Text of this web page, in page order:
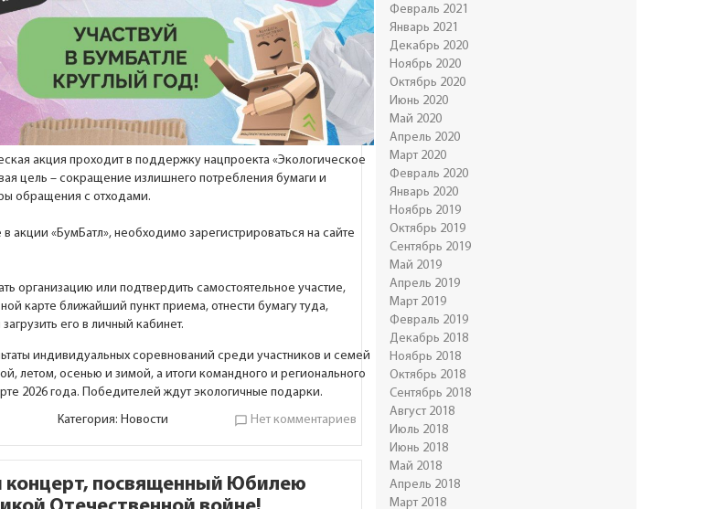
акция проходит в поддержку нацпроекта «Экологическое
цель – сокращение излишнего потребления бумаги и
обращения с отходами.
в акции «БумБатл», необходимо зарегистрироваться на сайте
организацию или подтвердить самостоятельное участие,
карте ближайший пункт приема, отнести бумагу туда,
его в личный кабинет.
индивидуальных соревнований среди участников и семей
летом, осенью и зимой, а итоги командного и регионального
2026 года. Победителей ждут экологичные подарки.
Категория:Новости chat_bubble_outline Нет комментариев
концерт, посвященный Юбилею
Февраль 2021
Январь 2021
Декабрь 2020
Ноябрь 2020
Октябрь 2020
Июнь 2020
Май 2020
Апрель 2020
Март 2020
Февраль 2020
Январь 2020
Ноябрь 2019
Октябрь 2019
Сентябрь 2019
Май 2019
Апрель 2019
Март 2019
Февраль 2019
Декабрь 2018
Ноябрь 2018
Октябрь 2018
Сентябрь 2018
Август 2018
Июль 2018
Июнь 2018
Май 2018
Апрель 2018
Март 2018